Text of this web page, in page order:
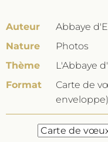
Auteur
Abbaye
Nature
Photos
Thème
L'Abbaye
Format
Carte de
enveloppe)